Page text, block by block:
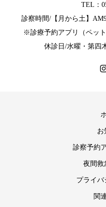
TEL：
診察時間/【月から土】
※診療予約アプリ（ペット
休診日/水曜・第四
お
診察予約
夜間救
プライバ
関